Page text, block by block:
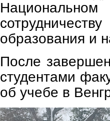
образования и
После
студентами
об учебе в